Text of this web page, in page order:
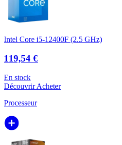
Intel Core i5-12400F (2.5 GHz)
119,54 €
En stock
DécouvrirAcheter
Processeur